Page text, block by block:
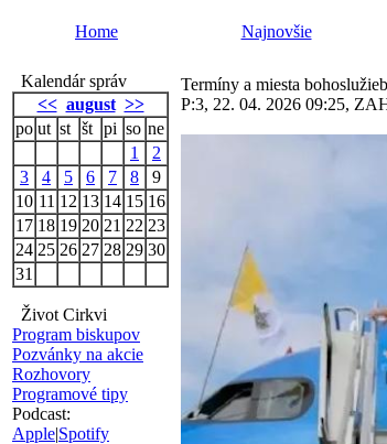
Home Najnovšie
Kalendár správ
<< august >>
po ut st št pi so ne
1
2
3
4 5 6 7 8
9
10 11 12 13 14 15 16
17 18 19 20 21 22 23
24 25 26 27 28 29 30
31
Život Cirkvi
Program biskupov
Pozvánky na akcie
Rozhovory
Programové tipy
Podcast:
Apple|Spotify
Termíny a miesta
P:3, 22. 04. 2026 09:25,